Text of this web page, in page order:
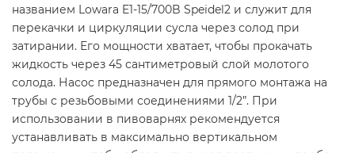
названием Lowara E1-15/700B Speidel2 и служит для
перекачки и циркуляции сусла через солод при
затирании. Его мощности хватает, чтобы прокачать
жидкость через 45 сантиметровый слой молотого
солода. Насос предназначен для прямого монтажа на
трубы с резьбовыми соединениями 1/2”. При
использовании в пивоварнях рекомендуется
устанавливать в максимально вертикальном